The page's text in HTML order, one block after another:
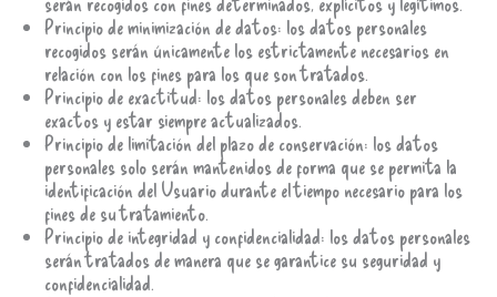
Principio de minimización de datos: los datos personales
recogidos serán únicamente los estrictamente necesarios en
relación con los fines para los que son tratados.
Principio de exactitud: los datos personales deben ser
exactos y estar siempre actualizados.
Principio de limitación del plazo de conservación: los datos
personales solo serán mantenidos de forma que se permita la
identificación del Usuario durante el tiempo necesario para los
fines de su tratamiento.
Principio de integridad y confidencialidad: los datos personales
serán tratados de manera que se garantice su seguridad y
confidencialidad.